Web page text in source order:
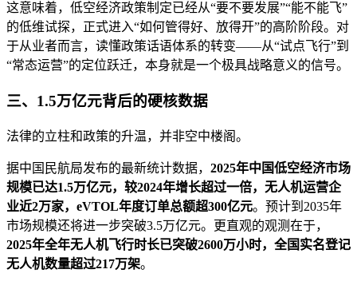
这意味着，低空经济政策制定已经从“要不要发展”“能不能飞”
的低维试探，正式进入“如何管得好、放得开”的高阶阶段。对
于从业者而言，读懂政策话语体系的转变——从“试点飞行”到
“常态运营”的定位跃迁，本身就是一个极具战略意义的信号。
三、1.5万亿元背后的硬核数据
法律的立柱和政策的升温，并非空中楼阁。
据中国民航局发布的最新统计数据， 2025年中国低空经济市场
规模已达1.5万亿元，较2024年增长超过一倍，无人机运营企
业近2万家，eVTOL年度订单总额超300亿元。预计到2035年
市场规模还将进一步突破3.5万亿元。更直观的观测在于，
2025年全年无人机飞行时长已突破2600万小时，全国实名登记
无人机数量超过217万架。